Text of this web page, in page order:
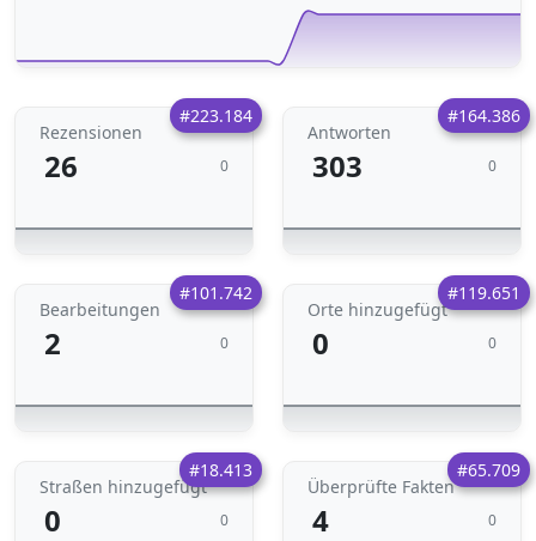
#223.184
Rezensionen
26 0
#164.386
Antworten
303 0
#101.742
Bearbeitungen
2 0
#119.651
Orte hinzugefügt
0 0
#18.413
Straßen hinzugefügt
0 0
#65.709
Überprüfte Fakten
4 0